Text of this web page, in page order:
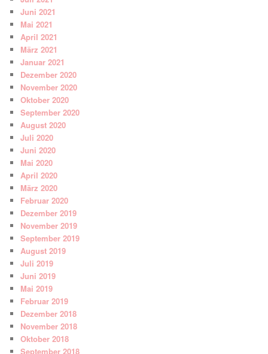
Juni 2021
Mai 2021
April 2021
März 2021
Januar 2021
Dezember 2020
November 2020
Oktober 2020
September 2020
August 2020
Juli 2020
Juni 2020
Mai 2020
April 2020
März 2020
Februar 2020
Dezember 2019
November 2019
September 2019
August 2019
Juli 2019
Juni 2019
Mai 2019
Februar 2019
Dezember 2018
November 2018
Oktober 2018
September 2018